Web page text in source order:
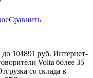
Сравнить
104891 руб. Интернет-
Volta более 35
со склада в